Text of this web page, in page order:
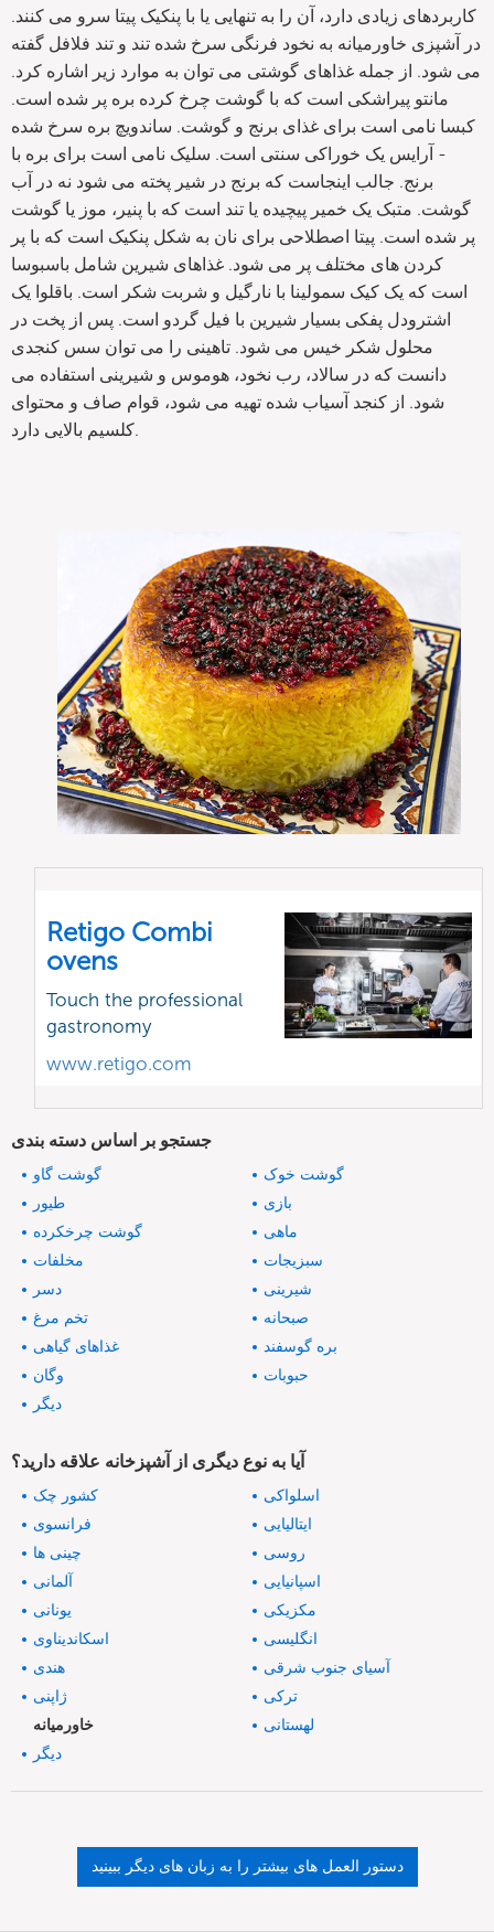
کاربردهای زیادی دارد، آن را به تنهایی یا با پنکیک پیتا سرو می کنند.
در آشپزی خاورمیانه به نخود فرنگی سرخ شده تند و تند فلافل گفته
می شود. از جمله غذاهای گوشتی می توان به موارد زیر اشاره کرد.
مانتو پیراشکی است که با گوشت چرخ کرده بره پر شده است.
کبسا نامی است برای غذای برنج و گوشت. ساندویچ بره سرخ شده
- آرایس یک خوراکی سنتی است. سلیک نامی است برای بره با
برنج. جالب اینجاست که برنج در شیر پخته می شود نه در آب
گوشت. متبک یک خمیر پیچیده یا تند است که با پنیر، موز یا گوشت
پر شده است. پیتا اصطلاحی برای نان به شکل پنکیک است که با پر
کردن های مختلف پر می شود. غذاهای شیرین شامل باسبوسا
است که یک کیک سمولینا با نارگیل و شربت شکر است. باقلوا یک
اشترودل پفکی بسیار شیرین با فیل گردو است. پس از پخت در
محلول شکر خیس می شود. تاهینی را می توان سس کنجدی
دانست که در سالاد، رب نخود، هوموس و شیرینی استفاده می
شود. از کنجد آسیاب شده تهیه می شود، قوام صاف و محتوای
کلسیم بالایی دارد.
Retigo Combi
ovens
Touch the professional
gastronomy
www.retigo.com
جستجو بر اساس دسته بندی
گوشت گاو
گوشت خوک
طیور
بازی
گوشت چرخکرده
ماهی
مخلفات
سبزیجات
دسر
شیرینی
تخم مرغ
صبحانه
غذاهای گیاهی
بره گوسفند
وگان
حبوبات
دیگر
آیا به نوع دیگری از آشپزخانه علاقه دارید؟
کشور چک
اسلواکی
فرانسوی
ایتالیایی
چینی ها
روسی
آلمانی
اسپانیایی
یونانی
مکزیکی
اسکاندیناوی
انگلیسی
هندی
آسیای جنوب شرقی
ژاپنی
ترکی
خاورمیانه
لهستانی
دیگر
دستور العمل های بیشتر را به زبان های دیگر ببینید